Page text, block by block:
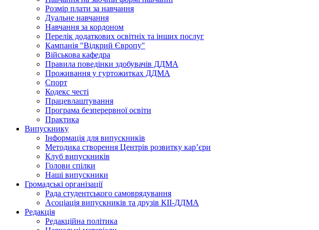
Розмір плати за навчання
Дуальне навчання
Навчання за кордоном
Перелік додаткових освітніх та інших послуг
Кампанія "Відкрий Європу"
Військова кафедра
Правила поведінки здобувачів ДДМА
Проживання у гуртожитках ДДМА
Спорт
Кодекс честі
Працевлаштування
Програма безперервної освіти
Практика
Випускнику
Інформація для випускників
Методика створення Центрів розвитку кар’єри
Клуб випускників
Голови спілки
Наші випускники
Громадські організації
Рада студентського самоврядування
Асоціація випускників та друзів КІІ-ДДМА
Редакція
Редакційна політика